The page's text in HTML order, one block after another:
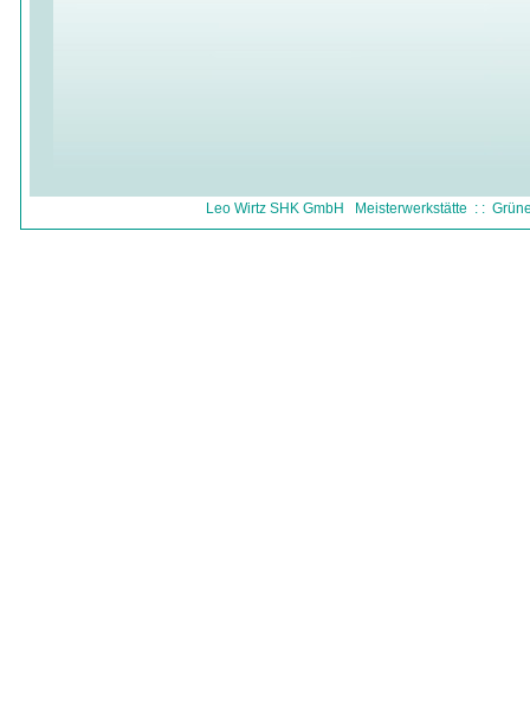
Leo Wirtz SHK GmbH Meisterwerkstätte : :